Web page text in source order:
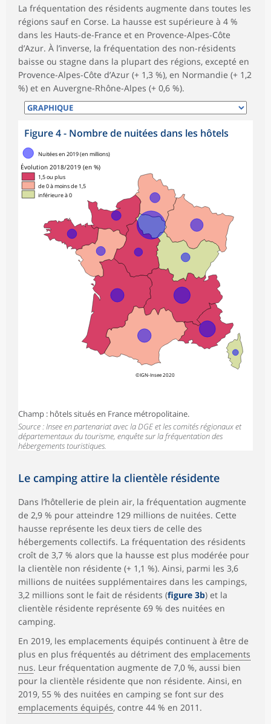
La fréquentation des résidents augmente dans toutes les
régions sauf en Corse. La hausse est supérieure à 4 %
dans les Hauts-de-France et en Provence-Alpes-Côte
d’Azur. À l’inverse, la fréquentation des non-résidents
baisse ou stagne dans la plupart des régions, excepté en
Provence-Alpes-Côte d’Azur (+ 1,3 %), en Normandie (+ 1,2
%) et en Auvergne-Rhône-Alpes (+ 0,6 %).
Figure 4 - Nombre de nuitées dans les hôtels
Évolution 2018/2019 (en %)
Nuitées en 2019 (en millions)
inférieure à 0
de 0 à moins de 1,5
1,5 ou plus
©IGN-Insee 2020
Champ : hôtels situés en France métropolitaine.
Source : Insee en partenariat avec la DGE et les comités régionaux et
départementaux du tourisme, enquête sur la fréquentation des
hébergements touristiques.
Le camping attire la clientèle résidente
Dans l’hôtellerie de plein air, la fréquentation augmente
de 2,9 % pour atteindre 129 millions de nuitées. Cette
hausse représente les deux tiers de celle des
hébergements collectifs. La fréquentation des résidents
croît de 3,7 % alors que la hausse est plus modérée pour
la clientèle non résidente (+ 1,1 %). Ainsi, parmi les 3,6
millions de nuitées supplémentaires dans les campings,
3,2 millions sont le fait de résidents (figure 3b) et la
clientèle résidente représente 69 % des nuitées en
camping.
En 2019, les emplacements équipés continuent à être de
plus en plus fréquentés au détriment des emplacements
nus. Leur fréquentation augmente de 7,0 %, aussi bien
pour la clientèle résidente que non résidente. Ainsi, en
2019, 55 % des nuitées en camping se font sur des
emplacements équipés, contre 44 % en 2011.